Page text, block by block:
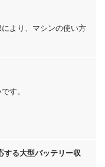
より、マシンの使い方
す。
する大型バッテリー収